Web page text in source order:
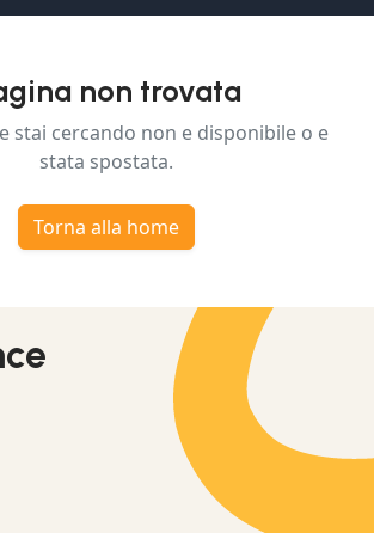
non trovata
stai cercando non e disponibile o e
stata spostata.
Torna alla home